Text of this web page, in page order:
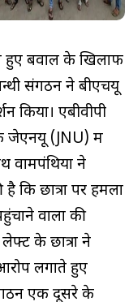
हुए बवाल के खिलाफ
संगठन ने बीएचयू
किया। एबीवीपी
जेएनयू (JNU) में
वामपंथियों ने
कि छात्रों पर हमला
वालों की
के छात्रों ने
लगाते हुए
एक दूसरे के